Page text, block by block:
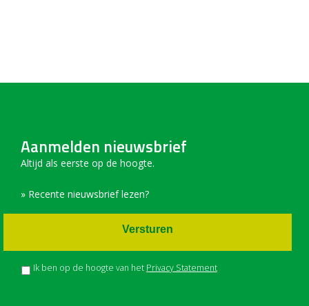
Aanmelden nieuwsbrief
Altijd als eerste op de hoogte.
» Recente nieuwsbrief lezen?
Ik ben op de hoogte van het Privacy Statement
Versturen